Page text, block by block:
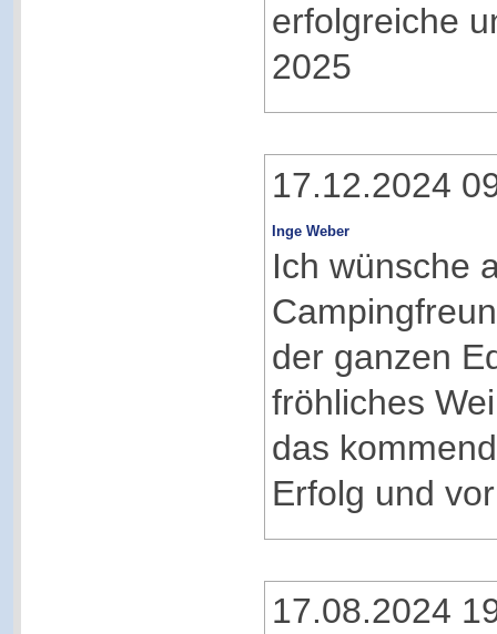
erfolgreiche
2025
17.12.2024
Inge Weber
Ich wünsche
der ganzen
fröhliches
das
Erfolg und
17.08.2024